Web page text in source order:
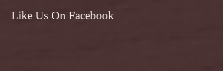
Like Us On Facebook